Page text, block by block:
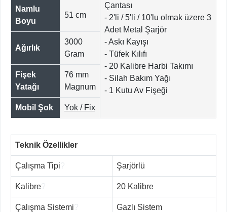
Çantası
- 2'li / 5'li / 10'lu olmak üzere 3
Adet Metal Şarjör
- Askı Kayışı
- Tüfek Kılıfı
- 20 Kalibre Harbi Takımı
- Silah Bakım Yağı
- 1 Kutu Av Fişeği
Namlu
Boyu
51 cm
Ağırlık
3000
Gram
Fişek
Yatağı
76 mm
Magnum
Mobil Şok Yok / Fix
Teknik Özellikler
Çalışma Tipi Şarjörlü
Kalibre 20 Kalibre
Çalışma Sistemi Gazlı Sistem